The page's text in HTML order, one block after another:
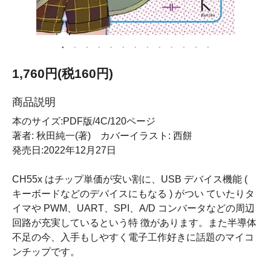
1,760円(税160円)
商品説明
本のサイズ:PDF版/4C/120ページ
著者: 秋田純一(著) カバーイラスト: 西餅
発売日:2022年12月27日
CH55x はチップ単価が安い割に、USB デバイス機能 (
キーボードなどのデバイスにもなる ) がつい ていたりタ
イマや PWM、UART、SPI、A/D コンバータなどの周辺
回路が充実しているという特 徴があります。また半導体
不足の今、入手もしやすく電子工作好きに話題のマイコ
ンチップです。